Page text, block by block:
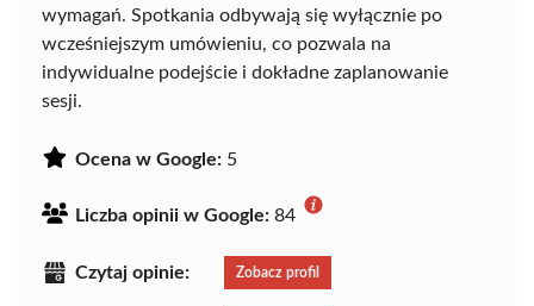
wymagań. Spotkania odbywają się wyłącznie po
wcześniejszym umówieniu, co pozwala na
indywidualne podejście i dokładne zaplanowanie
sesji.
Ocena w Google: 5
Liczba opinii w Google: 84
Czytaj opinie: Zobacz profil